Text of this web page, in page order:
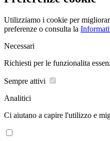
Utilizziamo i cookie per
preferenze o consulta la
Necessari
Richiesti per le funzionalita
Sempre attivi
Analitici
Ci aiutano a capire l'utilizzo e